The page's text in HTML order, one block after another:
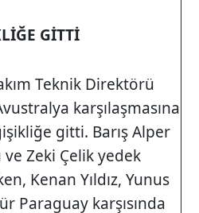
GİTTİ
Teknik Direktörü
karşılaşmasına
gitti. Barış Alper
ve Zeki Çelik yedek
Kenan Yıldız, Yunus
Paraguay karşısında